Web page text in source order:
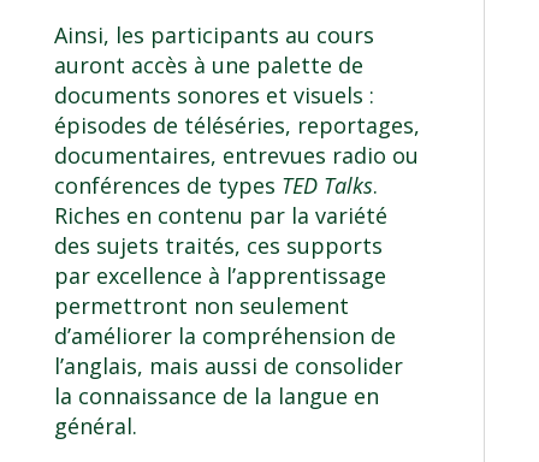
Ainsi, les participants au cours
auront accès à une palette de
documents sonores et visuels :
épisodes de téléséries, reportages,
documentaires, entrevues radio ou
conférences de types TED Talks.
Riches en contenu par la variété
des sujets traités, ces supports
par excellence à l’apprentissage
permettront non seulement
d’améliorer la compréhension de
l’anglais, mais aussi de consolider
la connaissance de la langue en
général.